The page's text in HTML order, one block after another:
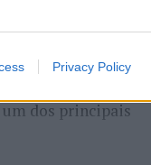
Privacy Policy
uma edição da
sendo considerada
e realizada
comércio,
dos principais